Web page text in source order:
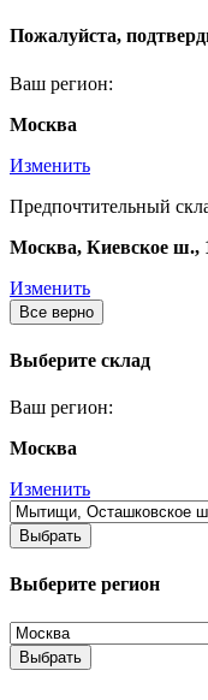
Пожалуйста,
Ваш регион:
Москва
Изменить
Предпочтительный
Москва, Киевское
Изменить
Все верно
Выберите склад
Ваш регион:
Москва
Изменить
Выбрать
Выберите регион
Выбрать